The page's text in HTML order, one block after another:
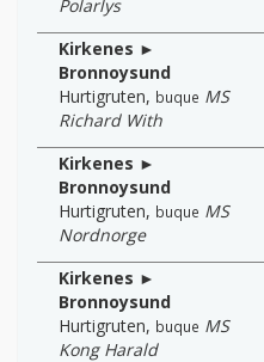
Polarlys
Kirkenes ►
Bronnoysund
Hurtigruten, buque MS
Richard With
Kirkenes ►
Bronnoysund
Hurtigruten, buque MS
Nordnorge
Kirkenes ►
Bronnoysund
Hurtigruten, buque MS
Kong Harald